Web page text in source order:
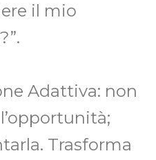
il mio
Adattiva: non
Trasforma